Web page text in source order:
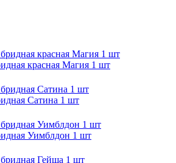
красная Магия 1 шт
Сатина 1 шт
Уимблдон 1 шт